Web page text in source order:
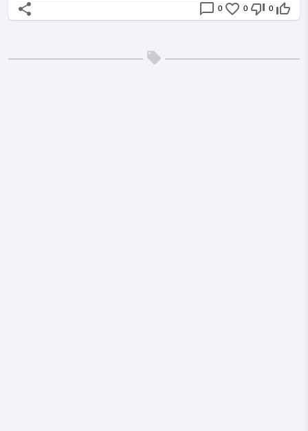
thumb_up_off_alt
0
thumb_down_off_alt
0
favorite_border
0
chat_bubble_outline
share